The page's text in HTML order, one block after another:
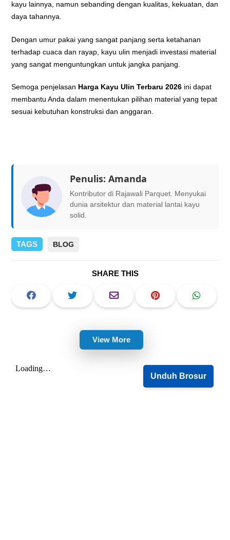
kayu lainnya, namun sebanding dengan kualitas, kekuatan, dan
daya tahannya.
Dengan umur pakai yang sangat panjang serta ketahanan
terhadap cuaca dan rayap, kayu ulin menjadi investasi material
yang sangat menguntungkan untuk jangka panjang.
Semoga penjelasan Harga Kayu Ulin Terbaru 2026 ini dapat
membantu Anda dalam menentukan pilihan material yang tepat
sesuai kebutuhan konstruksi dan anggaran.
Penulis:Amanda
Kontributor di Rajawali Parquet. Menyukai
dunia arsitektur dan material lantai kayu
solid.
TAGS BLOG
SHARE THIS
View More
Unduh Brosur